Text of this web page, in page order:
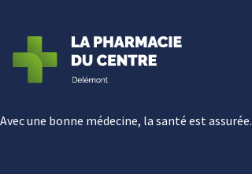
Avec une bonne médecine, la santé est assurée.